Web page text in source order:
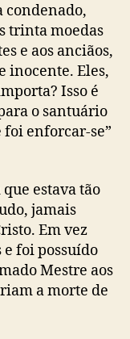
condenado,
trinta moedas
e aos anciãos,
inocente. Eles,
Isso é
o santuário
foi enforcar-se”
estava tão
jamais
. Em vez
e foi possuído
Mestre aos
a morte de